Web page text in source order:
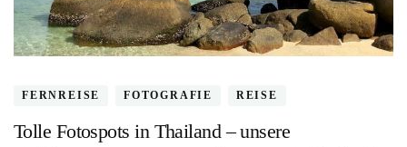
FERNREISE FOTOGRAFIE REISE
Tolle Fotospots in Thailand – unsere